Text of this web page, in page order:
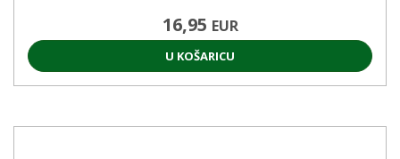
16,95 EUR
U KOŠARICU